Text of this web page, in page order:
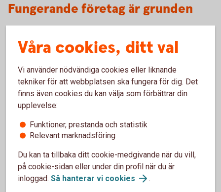
Fungerande företag är grunden
Normark, är att det finns väl fungerande och lönsamma
livsmedelsföretag i fredstid.
– Vi måste ha företag som kan producera mat och vi
behöver få upp volymerna bland annat på kött, ost och
grönsaker. Självförsörjningsgraden för livsmedel som
helhet ligger i dag runt 50 procent. Vi är bara helt
självförsörjande på morötter, socker och spannmål.
Inom två till tre år menar han att vi kan ha en rimligt god
beredskap i Sverige.
– Att bygga upp spannmålslagren kan ta längre tid. Vi
missade ett gyllene tillfälle i år när skördarna var stora.
Våra cookies, ditt val
Vi använder nödvändiga cookies eller liknande
tekniker för att webbplatsen ska fungera för dig. Det
finns även cookies du kan välja som förbättrar din
upplevelse:
Funktioner, prestanda och statistik
Relevant marknadsföring
Du kan ta tillbaka ditt cookie-medgivande när du vill,
på cookie-sidan eller under din profil när du är
inloggad. Så hanterar vi cookies .